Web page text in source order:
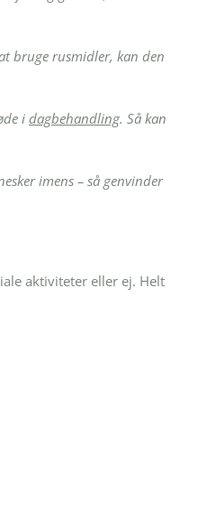
bruge rusmidler, kan den
i dagbehandling. Så kan
imens – så genvinder
aktiviteter eller ej. Helt